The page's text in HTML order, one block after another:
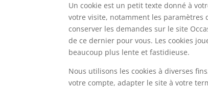
Un cookie est un petit texte donné à
votre visite, notamment les paramètres
conserver les demandes sur le site
de ce dernier pour vous. Les cookies
beaucoup plus lente et fastidieuse.
Nous utilisons les cookies à diverses
votre compte, adapter le site à votre